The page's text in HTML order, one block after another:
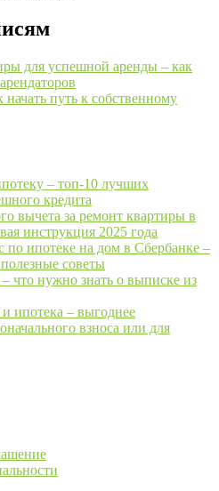
для успешной аренды – как
путь к собственному
– топ-10 лучших
кредита
вычета за ремонт квартиры в
инструкция 2025 года
по ипотеке на дом в Сбербанке –
советы
что нужно знать о выписке из
ипотека – выгоднее
взноса или для